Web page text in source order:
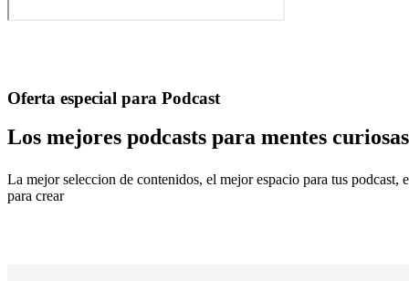
Oferta especial para Podcast
Los mejores podcasts para mentes curiosas
La mejor seleccion de contenidos, el mejor espacio para tus podcast,
para crear